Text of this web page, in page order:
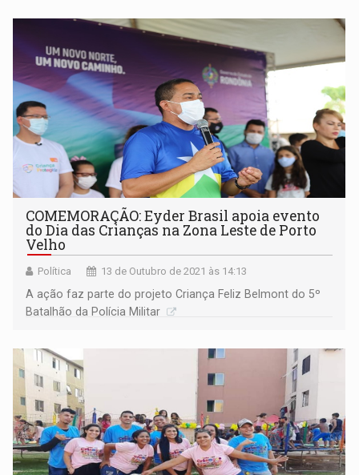
COMEMORAÇÃO: Eyder Brasil apoia evento
do Dia das Crianças na Zona Leste de Porto
Velho
Política 13 de Outubro de 2021 às 14:13
A ação faz parte do projeto Criança Feliz Belmont do 5º
Batalhão da Polícia Militar